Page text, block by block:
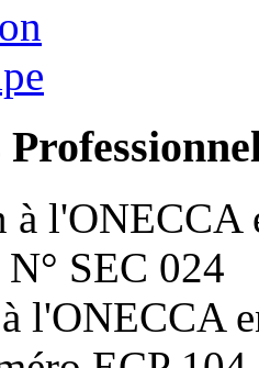
l'ONECCA
SEC 024
l'ONECCA